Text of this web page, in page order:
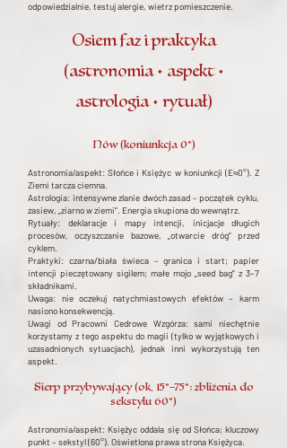
odpowiedzialnie, testuj alergie, wietrz pomieszczenie.
Osiem faz i praktyka
(astronomia • aspekt •
astrologia • rytuał)
Nów (koniunkcja 0°)
Astronomia/aspekt: Słońce i Księżyc w koniunkcji (E≈0°). Z
Ziemi tarcza ciemna.
Astrologia: intensywne zlanie dwóch zasad – początek cyklu,
zasiew, „ziarno w ziemi”. Energia skupiona do wewnątrz.
Rytuały: deklaracje i mapy intencji, inicjacje długich
procesów, oczyszczanie bazowe, „otwarcie dróg” przed
cyklem.
Praktyki: czarna/biała świeca – granica i start; papier
intencji pieczętowany sigilem; małe mojo „seed bag” z 3–7
składnikami.
Uwaga: nie oczekuj natychmiastowych efektów – karm
nasiono konsekwencją.
Uwagi od Pracowni Cedrowe Wzgórza: sami niechętnie
korzystamy z tego aspektu do magii (tylko w wyjątkowych i
uzasadnionych sytuacjach), jednak inni wykorzystują ten
aspekt.
Sierp przybywający (ok. 15°–75°; zbliżenia do
sekstylu 60°)
Astronomia/aspekt: Księżyc oddala się od Słońca; kluczowy
punkt – sekstyl (60°). Oświetlona prawa strona Księżyca.